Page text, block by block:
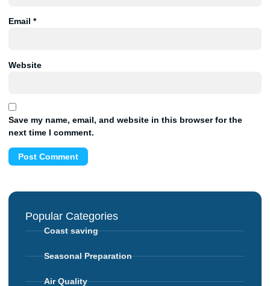
Email *
Website
Save my name, email, and website in this browser for the
next time I comment.
Popular Categories
Coast saving
Seasonal Preparation
Air Quality